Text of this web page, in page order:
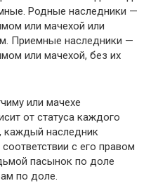
Родные наследники —
или мачехой или
Приемные наследники —
или мачехой, без их
или мачехе
от статуса каждого
каждый наследник
с его правом
пасынок по доле
по доле.